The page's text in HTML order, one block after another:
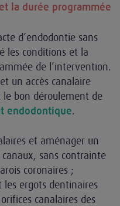
la durée programmée
d’endodontie sans
les conditions et la
de l’intervention.
un accès canalaire
bon déroulement de
endodontique.
et aménager un
sans contrainte
coronaires ;
ergots dentinaires
canalaires des